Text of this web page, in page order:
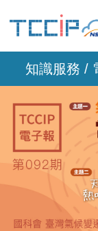
知識服務 /